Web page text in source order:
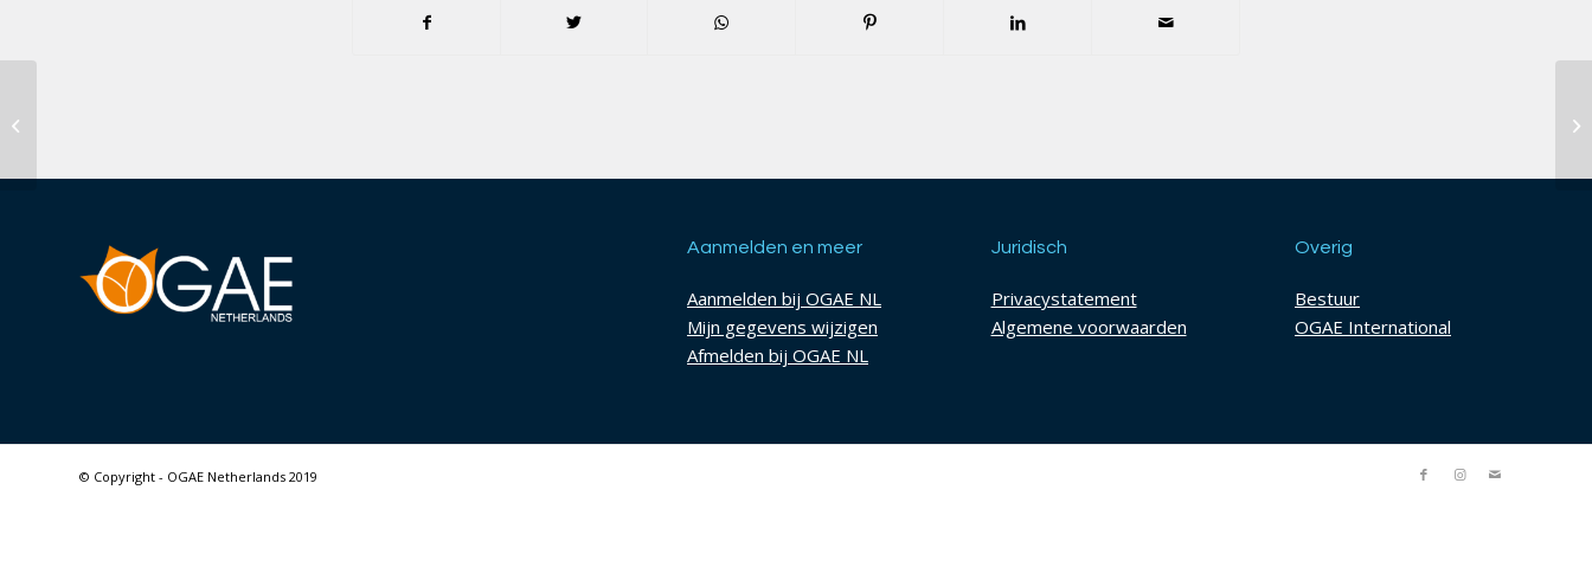
Aanmelden en meer
Aanmelden bij OGAE NL
Mijn gegevens wijzigen
Afmelden bij OGAE NL
Juridisch
Privacystatement
Algemene voorwaarden
Overig
Bestuur
OGAE International
© Copyright - OGAE Netherlands 2019